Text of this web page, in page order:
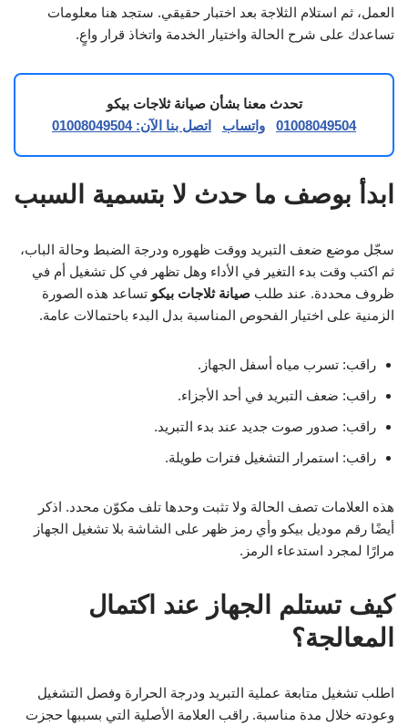
العمل، ثم استلام الثلاجة بعد اختبار حقيقي. ستجد هنا معلومات
تساعدك على شرح الحالة واختيار الخدمة واتخاذ قرار واعٍ.
تحدث معنا بشأن صيانة ثلاجات بيكو
01008049504
واتساب اتصل بنا الآن: 01008049504
ابدأ بوصف ما حدث لا بتسمية السبب
سجّل موضع ضعف التبريد ووقت ظهوره ودرجة الضبط وحالة الباب،
ثم اكتب وقت بدء التغير في الأداء وهل تظهر في كل تشغيل أم في
ظروف محددة. عند طلب صيانة ثلاجات بيكو تساعد هذه الصورة
الزمنية على اختيار الفحوص المناسبة بدل البدء باحتمالات عامة.
راقب: تسرب مياه أسفل الجهاز.
راقب: ضعف التبريد في أحد الأجزاء.
راقب: صدور صوت جديد عند بدء التبريد.
راقب: استمرار التشغيل فترات طويلة.
هذه العلامات تصف الحالة ولا تثبت وحدها تلف مكوّن محدد. اذكر
أيضًا رقم موديل بيكو وأي رمز ظهر على الشاشة بلا تشغيل الجهاز
مرارًا لمجرد استدعاء الرمز.
كيف تستلم الجهاز عند اكتمال
المعالجة؟
اطلب تشغيل متابعة عملية التبريد ودرجة الحرارة وفصل التشغيل
وعودته خلال مدة مناسبة. راقب العلامة الأصلية التي بسببها حجزت